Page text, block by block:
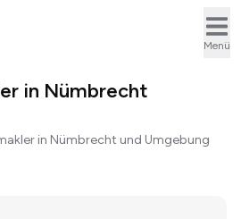
Menü
in Nümbrecht
in Nümbrecht und Umgebung